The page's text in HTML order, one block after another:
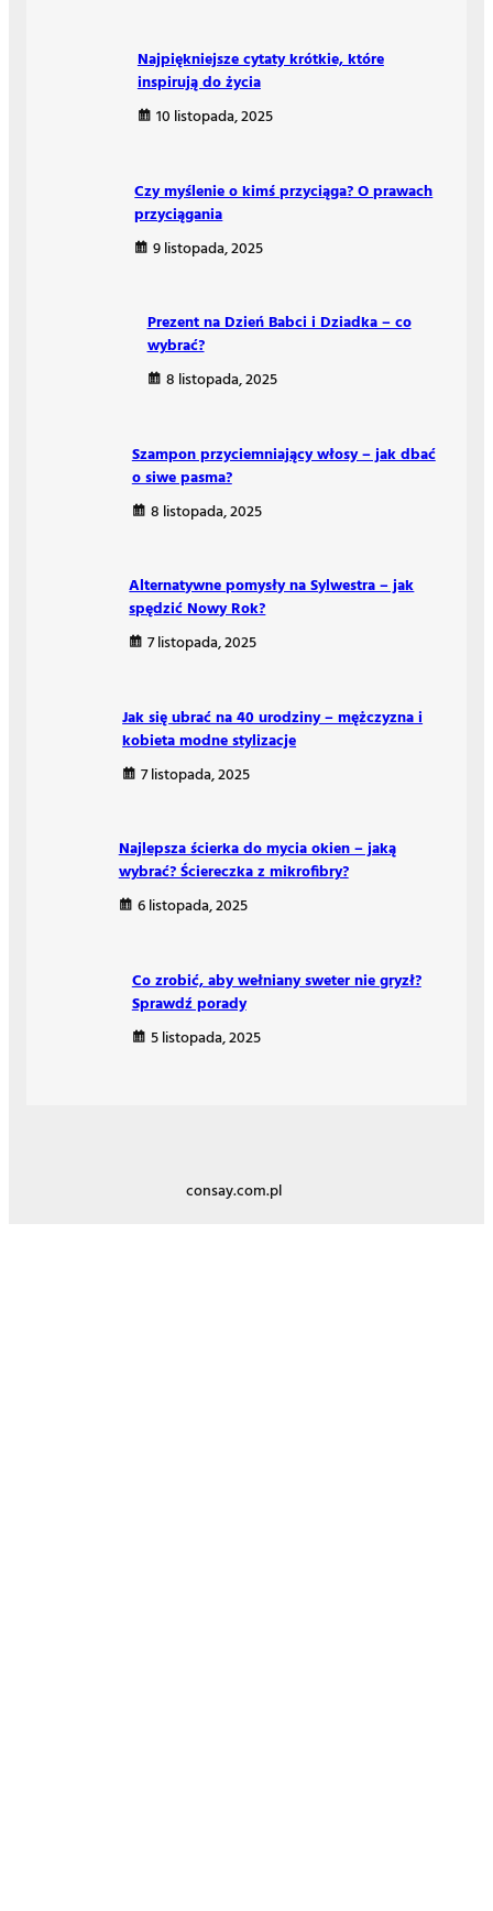
Najpiękniejsze cytaty krótkie, które
inspirują do życia
10 listopada, 2025
Czy myślenie o kimś przyciąga? O prawach
przyciągania
9 listopada, 2025
Prezent na Dzień Babci i Dziadka – co
wybrać?
8 listopada, 2025
Szampon przyciemniający włosy – jak dbać
o siwe pasma?
8 listopada, 2025
Alternatywne pomysły na Sylwestra – jak
spędzić Nowy Rok?
7 listopada, 2025
Jak się ubrać na 40 urodziny – mężczyzna i
kobieta modne stylizacje
7 listopada, 2025
Najlepsza ścierka do mycia okien – jaką
wybrać? Ściereczka z mikrofibry?
6 listopada, 2025
Co zrobić, aby wełniany sweter nie gryzł?
Sprawdź porady
5 listopada, 2025
consay.com.pl